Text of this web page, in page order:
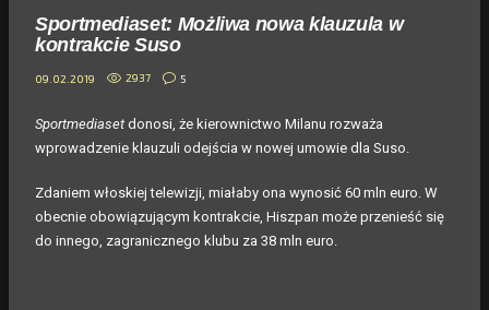
Sportmediaset: Możliwa nowa klauzula w
kontrakcie Suso
09.02.2019 2937 5
Sportmediaset donosi, że kierownictwo Milanu rozważa
wprowadzenie klauzuli odejścia w nowej umowie dla Suso.
Zdaniem włoskiej telewizji, miałaby ona wynosić 60 mln euro. W
obecnie obowiązującym kontrakcie, Hiszpan może przenieść się
do innego, zagranicznego klubu za 38 mln euro.